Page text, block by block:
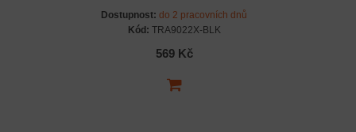
Dostupnost: do 2 pracovních dnů
Kód: TRA9022X-BLK
569 Kč